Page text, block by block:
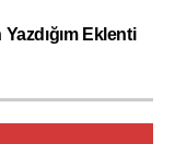
Eklenti